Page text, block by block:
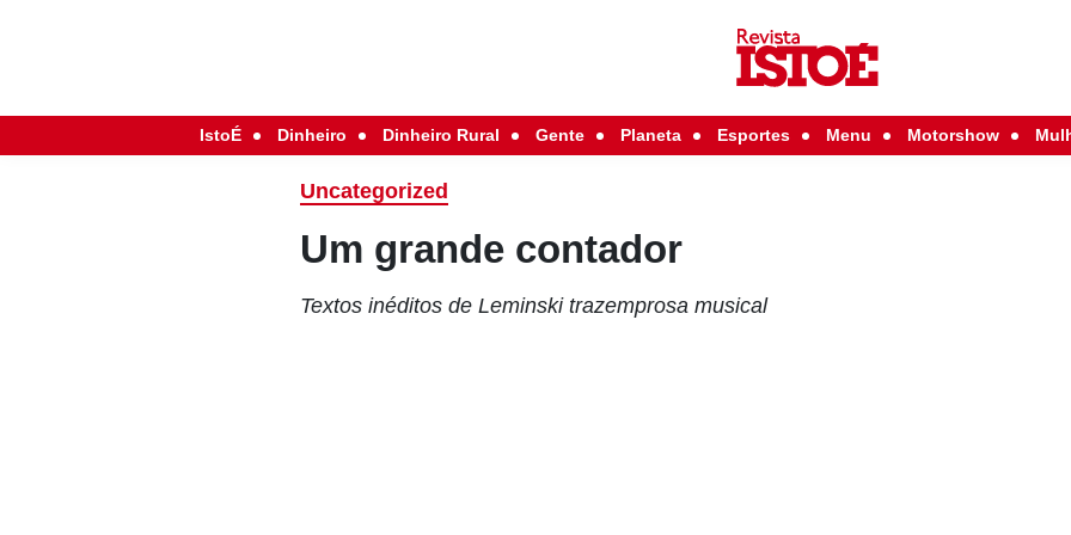
IstoÉ Dinheiro Dinheiro Rural Gente Planeta Esportes Menu Motorshow
Uncategorized
Um grande contador
Textos inéditos de Leminski trazemprosa musical